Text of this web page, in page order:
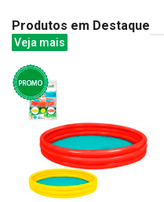
Produtos em Destaque
Veja mais